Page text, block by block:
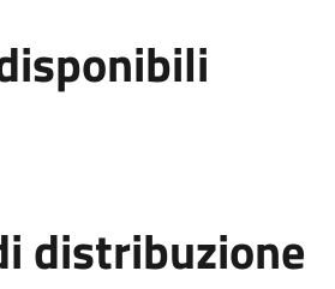
distribuzione